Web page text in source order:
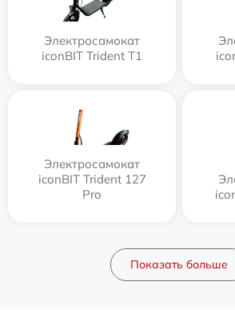
Электросамокат
iconBIT Trident T1
Электросамокат
iconBIT Trident 127
Pro
Показать больше